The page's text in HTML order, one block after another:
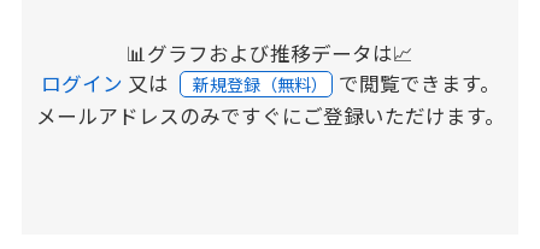
📊グラフおよび推移データは📈
ログイン 又は 新規登録（無料） で閲覧できます。
メールアドレスのみですぐにご登録いただけます。